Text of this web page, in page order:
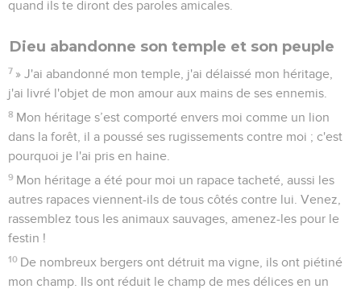
quand ils te diront des paroles amicales.
Dieu abandonne son temple et son peuple
7 » J'ai abandonné mon temple, j'ai délaissé mon héritage,
j'ai livré l'objet de mon amour aux mains de ses ennemis.
8 Mon héritage s’est comporté envers moi comme un lion
dans la forêt, il a poussé ses rugissements contre moi ; c'est
pourquoi je l'ai pris en haine.
9 Mon héritage a été pour moi un rapace tacheté, aussi les
autres rapaces viennent-ils de tous côtés contre lui. Venez,
rassemblez tous les animaux sauvages, amenez-les pour le
festin !
10 De nombreux bergers ont détruit ma vigne, ils ont piétiné
mon champ. Ils ont réduit le champ de mes délices en un